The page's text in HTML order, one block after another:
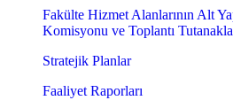
Fakülte Hizmet Alanlarının Alt
Komisyonu ve Toplantı
Stratejik Planlar
Faaliyet Raporları